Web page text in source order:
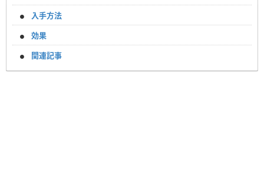
入手方法
効果
関連記事